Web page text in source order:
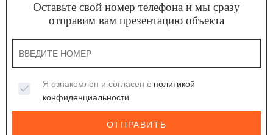
Оставьте свой номер телефона и мы сразу
отправим вам презентацию объекта
Я ознакомлен и согласен с политикой
конфиденциальности
ОТПРАВИТЬ